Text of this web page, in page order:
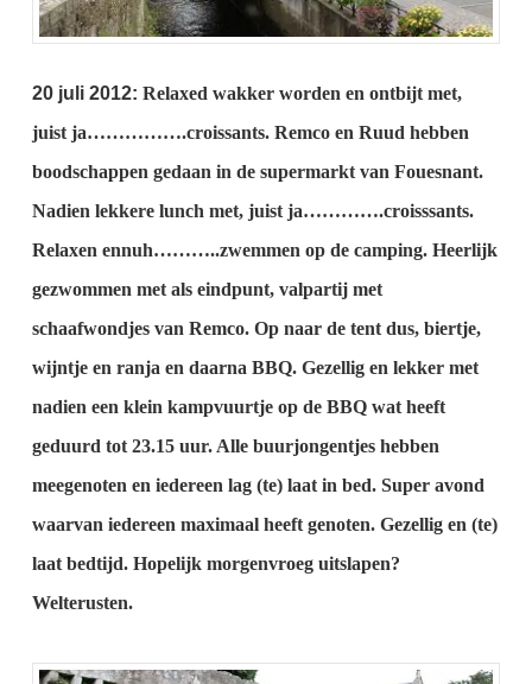
20 juli 2012: Relaxed wakker worden en ontbijt met,
juist ja…………….croissants. Remco en Ruud hebben
boodschappen gedaan in de supermarkt van Fouesnant.
Nadien lekkere lunch met, juist ja………….croisssants.
Relaxen ennuh………..zwemmen op de camping. Heerlijk
gezwommen met als eindpunt, valpartij met
schaafwondjes van Remco. Op naar de tent dus, biertje,
wijntje en ranja en daarna BBQ. Gezellig en lekker met
nadien een klein kampvuurtje op de BBQ wat heeft
geduurd tot 23.15 uur.Alle buurjongentjes hebben
meegenoten en iedereen lag (te) laat in bed. Super avond
waarvan iedereen maximaal heeft genoten. Gezellig en (te)
laat bedtijd. Hopelijk morgenvroeg uitslapen?
Welterusten.